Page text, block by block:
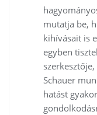
mutatja be,
kihívásait is
egyben
Schauer
hatást